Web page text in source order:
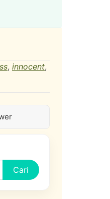
, innocent,
Cari